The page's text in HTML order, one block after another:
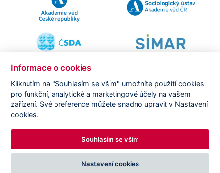
Copyright © CVVM | Právní ujednání| Nastavení cookies
Prohlášení o zpracování osobních údajů
DESIGNED BY PRINCIPAL WEBDEV
Informace o cookies
Kliknutím na "Souhlasím se vším" umožníte použití cookies
pro funkční, analytické a marketingové účely na vašem
zařízení. Své preference můžete snadno upravit v Nastavení
cookies.
Souhlasím se vším
Nastavení cookies